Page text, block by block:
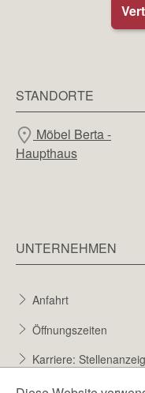
STANDORTE
Möbel Berta -
Haupthaus
UNTERNEHMEN
Anfahrt
Öffnungszeiten
Karriere:
Karriere bei Möbel